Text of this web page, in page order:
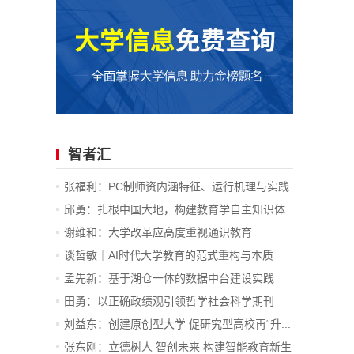
智者汇
张福利：PC制师资内涵特征、运行机理与实践
价值
邱勇：扎根中国大地，构建教育学自主知识体
系
谢维和：大学改革应高度重视通识教育
谈哲敏｜AI时代大学教育的范式重构与本质
坚...
孟先新：基于湖仓一体的数据中台建设实践
—...
田勇：以正确政绩观引领哲学社会科学期刊
在...
刘益东：创建原创型大学 促研究型高校再“升...
张东刚：立德树人 智创未来 构建智能教育新生